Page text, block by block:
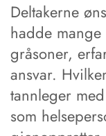
Deltakerne
hadde
gråsoner,
ansvar.
tannleger
som